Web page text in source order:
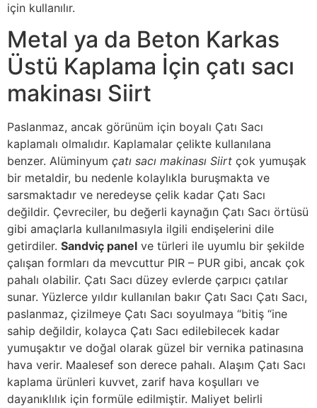
için kullanılır.
Metal ya da Beton Karkas
Üstü Kaplama İçin çatı sacı
makinası Siirt
Paslanmaz, ancak görünüm için boyalı Çatı Sacı
kaplamalı olmalıdır. Kaplamalar çelikte kullanılana
benzer. Alüminyum çatı sacı makinası Siirt çok yumuşak
bir metaldir, bu nedenle kolaylıkla buruşmakta ve
sarsmaktadır ve neredeyse çelik kadar Çatı Sacı
değildir. Çevreciler, bu değerli kaynağın Çatı Sacı örtüsü
gibi amaçlarla kullanılmasıyla ilgili endişelerini dile
getirdiler. Sandviç panel ve türleri ile uyumlu bir şekilde
çalışan formları da mevcuttur PIR – PUR gibi, ancak çok
pahalı olabilir. Çatı Sacı düzey evlerde çarpıcı çatılar
sunar. Yüzlerce yıldır kullanılan bakır Çatı Sacı Çatı Sacı,
paslanmaz, çizilmeye Çatı Sacı soyulmaya “bitiş “ine
sahip değildir, kolayca Çatı Sacı edilebilecek kadar
yumuşaktır ve doğal olarak güzel bir vernika patinasına
hava verir. Maalesef son derece pahalı. Alaşım Çatı Sacı
kaplama ürünleri kuvvet, zarif hava koşulları ve
dayanıklılık için formüle edilmiştir. Maliyet belirli